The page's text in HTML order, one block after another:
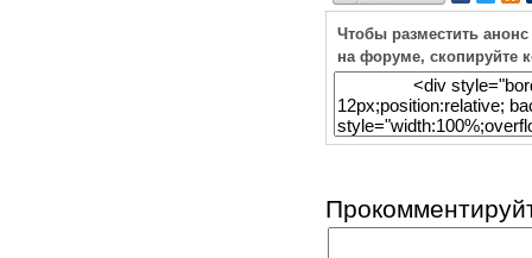
Чтобы разместить
на форуме, скопируйте